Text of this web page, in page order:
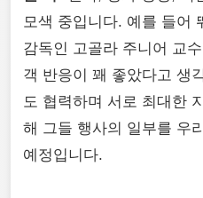
모색 중입니다. 예를 들어
감독인 고골라 주니어 교
객 반응이 꽤 좋았다고 생
도 협력하며 서로 최대한
해 그들 행사의 일부를 우
예정입니다.